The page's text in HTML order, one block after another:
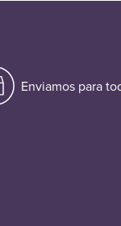
Enviamos para